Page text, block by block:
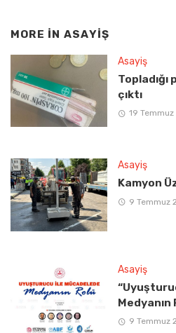
MORE IN ASAYIŞ
Asayiş
çıktı
19
Asayiş
Kamyon
9 Temmuz
Asayiş
Medyanın
9 Temmuz